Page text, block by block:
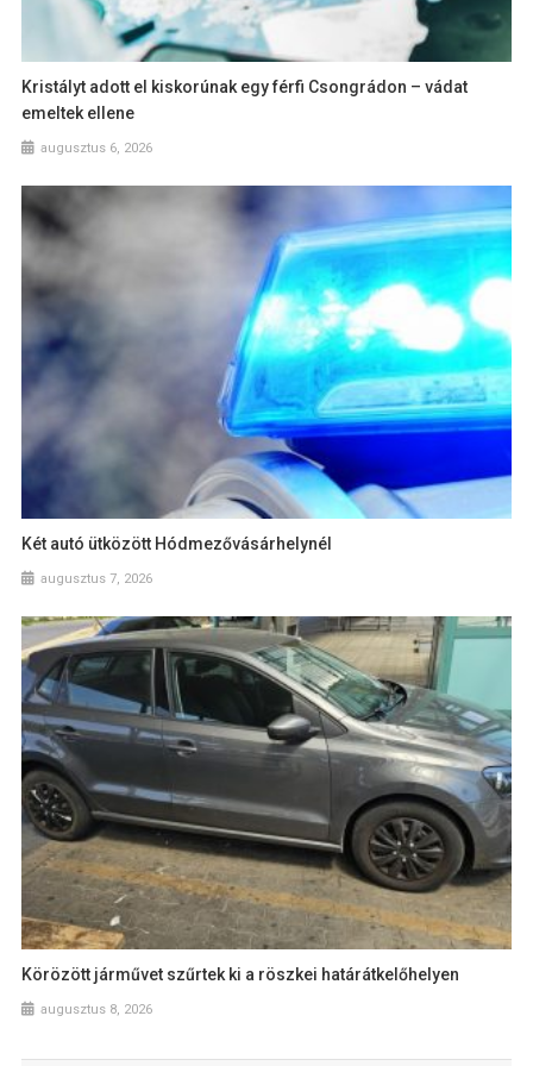
Kristályt adott el kiskorúnak egy férfi Csongrádon – vádat
emeltek ellene
augusztus 6, 2026
Két autó ütközött Hódmezővásárhelynél
augusztus 7, 2026
Körözött járművet szűrtek ki a röszkei határátkelőhelyen
augusztus 8, 2026